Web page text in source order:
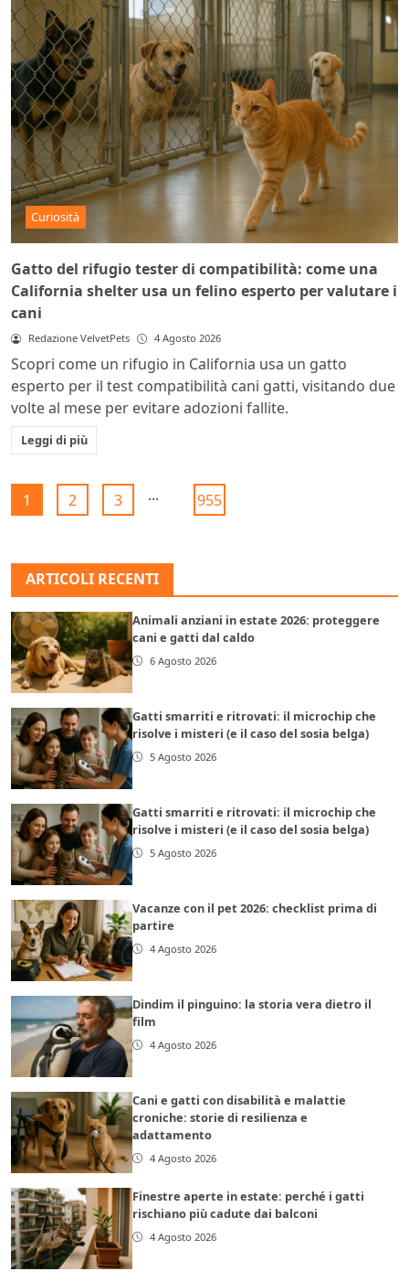
Curiosità
Gatto del rifugio tester di compatibilità: come una
California shelter usa un felino esperto per valutare i
cani
Redazione VelvetPets 4 Agosto 2026
Scopri come un rifugio in California usa un gatto
esperto per il test compatibilità cani gatti, visitando due
volte al mese per evitare adozioni fallite.
Leggi di più
1 2 3 ... 955
ARTICOLI RECENTI
Animali anziani in estate 2026: proteggere
cani e gatti dal caldo
6 Agosto 2026
Gatti smarriti e ritrovati: il microchip che
risolve i misteri (e il caso del sosia belga)
5 Agosto 2026
Gatti smarriti e ritrovati: il microchip che
risolve i misteri (e il caso del sosia belga)
5 Agosto 2026
Vacanze con il pet 2026: checklist prima di
partire
4 Agosto 2026
Dindim il pinguino: la storia vera dietro il
film
4 Agosto 2026
Cani e gatti con disabilità e malattie
croniche: storie di resilienza e
adattamento
4 Agosto 2026
Finestre aperte in estate: perché i gatti
rischiano più cadute dai balconi
4 Agosto 2026